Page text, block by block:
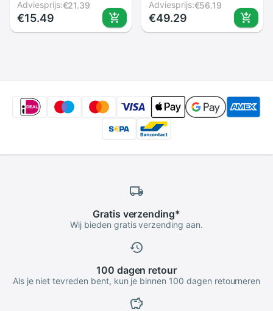
Cleaning Kit
Cleaning Pen
Camera Pen/Lens
Adviesprijs:€21.39
€15.49
Camera Lens
Microvezeldoek
Filter Lens Dv Lcd
Adviesprijs:€56.19
€49.29
Gratis verzending*
Wij bieden gratis verzending aan.
100 dagen retour
Als je niet tevreden bent, kun je binnen 100 dagen retourneren